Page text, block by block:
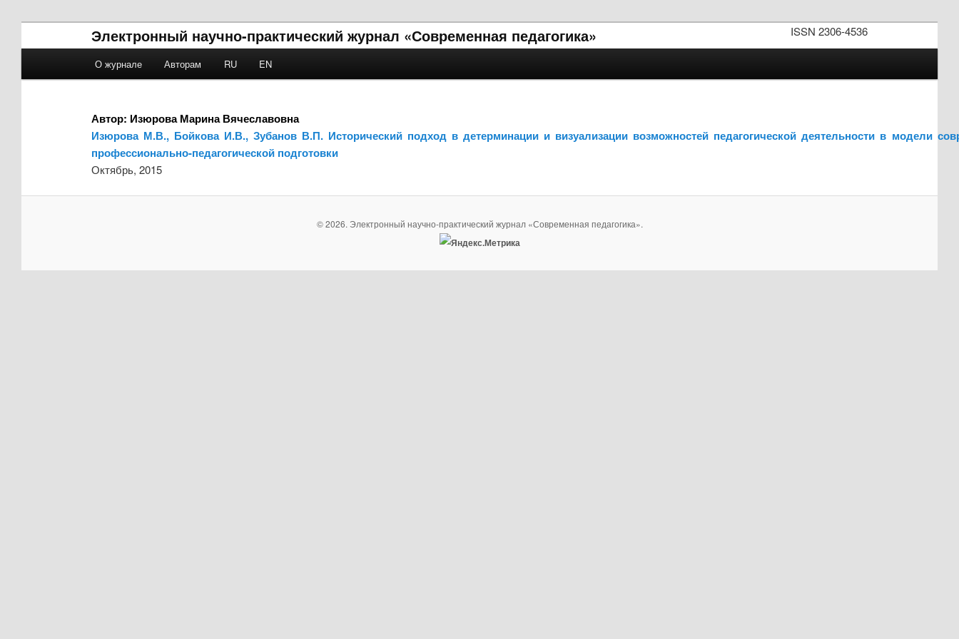
ISSN 2306-4536
Электронный научно-практический журнал «Современная педагогика»
Skip to primary content
Skip to secondary content
О журнале Авторам RU EN
Автор: Изюрова Марина Вячеславовна
Изюрова М.В., Бойкова И.В., Зубанов В.П. Исторический подход в детерминации и визуализации возможностей педагогической деятельности в модели
профессионально-педагогической подготовки
Октябрь, 2015
© 2026. Электронный научно-практический журнал «Современная педагогика».